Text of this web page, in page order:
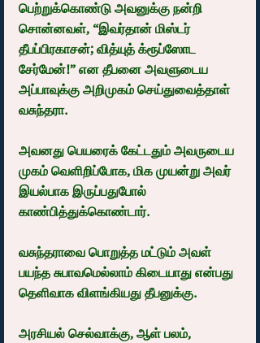
பெற்றுக்கொண்டு அவனுக்கு நன்றி
சொன்னவள், “இவர்தான் மிஸ்டர்
தீபப்பிரகாசன்; வித்யுத் க்ரூப்ஸோட
சேர்மேன்!” என தீபனை அவளுடைய
அப்பாவுக்கு அறிமுகம் செய்துவைத்தாள்
வசுந்தரா.
அவனது பெயரைக் கேட்டதும் அவருடைய
முகம் வெளிறிப்போக, மிக முயன்று அவர்
இயல்பாக இருப்பதுபோல்
காண்பித்துக்கொண்டார்.
வசுந்தராவை பொறுத்த மட்டும் அவள்
பயந்த சுபாவமெல்லாம் கிடையாது என்பது
தெளிவாக விளங்கியது தீபனுக்கு.
அரசியல் செல்வாக்கு, ஆள் பலம்,